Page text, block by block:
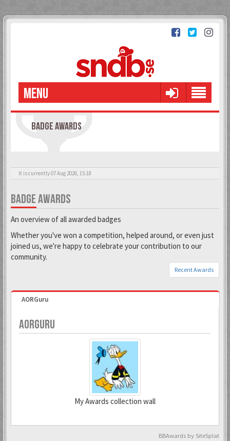
MENU
BADGE AWARDS
It is currently 07 Aug 2026, 15:18
BADGE AWARDS
An overview of all awarded badges
Whether you've won a competition, helped around, or even just
joined us, we're happy to celebrate your contribution to our
community.
Recent Awards
AORGuru
AORGURU
My Awards collection wall
BBAwards by SiteSplat